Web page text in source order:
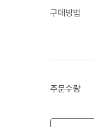
구매방법
주문수량